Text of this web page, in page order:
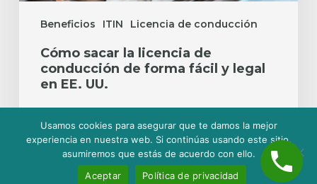
Beneficios ITIN Licencia de conducción
Cómo sacar la licencia de
conducción de forma fácil y legal
en EE. UU.
junio 10, 2025
Usamos cookies para asegurar que te damos la mejor
experiencia en nuestra web. Si continúas usando este sitio,
asumiremos que estás de acuerdo con ello.
Aceptar
Política de privacidad